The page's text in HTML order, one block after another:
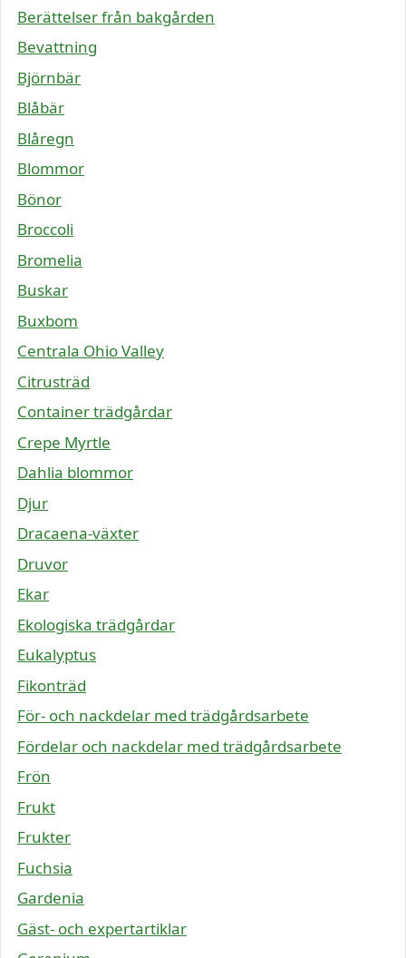
Berättelser från bakgården
Bevattning
Björnbär
Blåbär
Blåregn
Blommor
Bönor
Broccoli
Bromelia
Buskar
Buxbom
Centrala Ohio Valley
Citrusträd
Container trädgårdar
Crepe Myrtle
Dahlia blommor
Djur
Dracaena-växter
Druvor
Ekar
Ekologiska trädgårdar
Eukalyptus
Fikonträd
För- och nackdelar med trädgårdsarbete
Fördelar och nackdelar med trädgårdsarbete
Frön
Frukt
Frukter
Fuchsia
Gardenia
Gäst- och expertartiklar